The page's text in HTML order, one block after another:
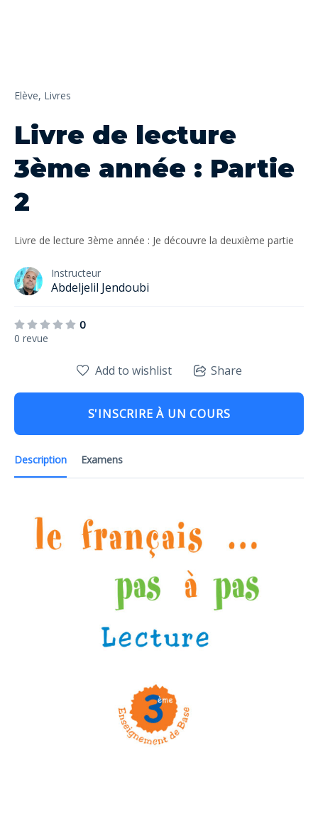
Elève, Livres
Livre de lecture
3ème année : Partie
2
Livre de lecture 3ème année : Je découvre la deuxième partie
Instructeur
Abdeljelil Jendoubi
0
0 revue
Description Examens
Add to wishlist Share
S'INSCRIRE À UN COURS